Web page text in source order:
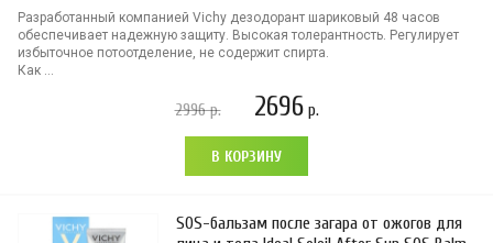
Разработанный компанией Vichy дезодорант шариковый 48 часов
обеспечивает надежную защиту. Высокая толерантность. Регулирует
избыточное потоотделение, не содержит спирта.
Как ...
2996р. 2696р.
В КОРЗИНУ
SOS-бальзам после загара от ожогов для